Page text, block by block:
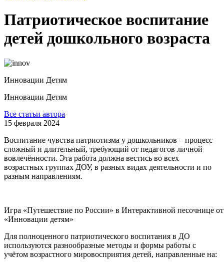
Патриотическое воспитание
детей дошкольного возраста
Инновации Детям
Инновации Детям
Все статьи автора
15 февраля 2024
Воспитание чувства патриотизма у дошкольников – процесс
сложный и длительный, требующий от педагогов личной
вовлечённости. Эта работа должна вестись во всех
возрастных группах ДОУ, в разных видах деятельности и по
разным направлениям.
Игра «Путешествие по России» в Интерактивной песочнице от
«Инновации детям»
Для полноценного патриотического воспитания в ДО
используются разнообразные методы и формы работы с
учётом возрастного мировосприятия детей, направленные на: